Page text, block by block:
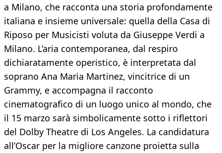
a Milano, che racconta una storia profondamente
italiana e insieme universale: quella della Casa di
Riposo per Musicisti voluta da Giuseppe Verdi a
Milano. L’aria contemporanea, dal respiro
dichiaratamente operistico, è interpretata dal
soprano Ana Maria Martinez, vincitrice di un
Grammy, e accompagna il racconto
cinematografico di un luogo unico al mondo, che
il 15 marzo sarà simbolicamente sotto i riflettori
del Dolby Theatre di Los Angeles. La candidatura
all’Oscar per la migliore canzone proietta sulla